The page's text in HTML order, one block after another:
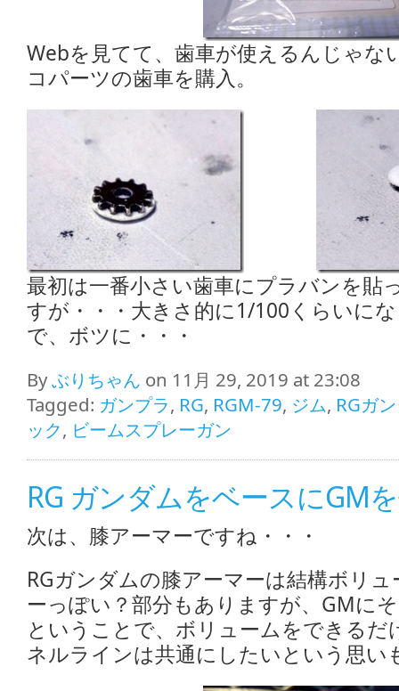
Webを見てて、歯車が使えるんじゃな
コパーツの歯車を購入。
最初は一番小さい歯車にプラバンを貼
すが・・・大きさ的に1/100くらいに
で、ボツに・・・
Byぶりちゃん on 11月 29, 2019 at 23:08
Tagged: ガンプラ, RG, RGM-79, ジム, RGガ
ック, ビームスプレーガン
RG ガンダムをベースにGM
次は、膝アーマーですね・・・
RGガンダムの膝アーマーは結構ボリ
ーっぽい？部分もありますが、GMに
ということで、ボリュームをできる
ネルラインは共通にしたいという思い